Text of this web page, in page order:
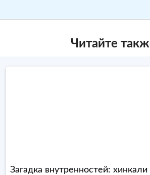
Читайте
Загадка внутренностей: